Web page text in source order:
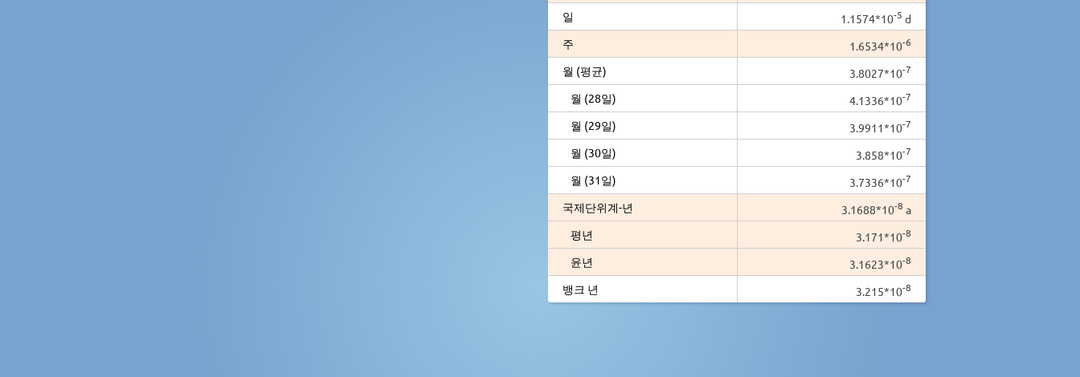
일
1.1574*10-5 d
주
1.6534*10-6
월 (평균) 3.8027*10-7
월 (28일) 4.1336*10-7
월 (29일) 3.9911*10-7
월 (30일) 3.858*10-7
월 (31일) 3.7336*10-7
국제단위계-년 3.1688*10-8 a
평년
3.171*10-8
윤년 3.1623*10-8
뱅크 년 3.215*10-8